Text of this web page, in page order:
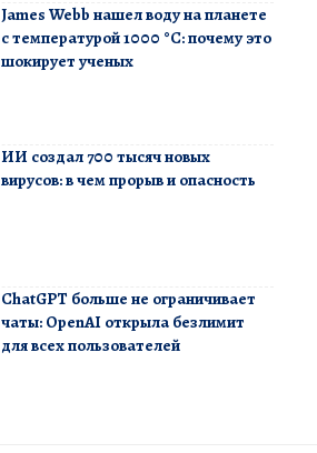
James Webb нашел воду на планете
с температурой 1000 °C: почему это
шокирует ученых
ИИ создал 700 тысяч новых
вирусов: в чем прорыв и опасность
ChatGPT больше не ограничивает
чаты: OpenAI открыла безлимит
для всех пользователей